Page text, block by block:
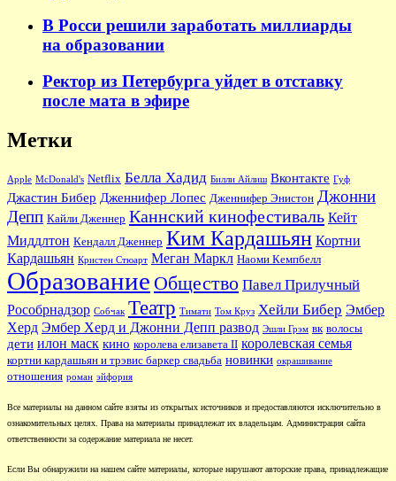
В Росси решили заработать миллиарды
на образовании
Ректор из Петербурга уйдет в отставку
после мата в эфире
Метки
Apple McDonald's Netflix Белла Хадид Билли Айлиш Вконтакте Гуф
Джастин Бибер Дженнифер Лопес Дженнифер Энистон Джонни
Депп Кайли Дженнер Каннский кинофестиваль Кейт
Миддлтон Кендалл Дженнер Ким Кардашьян Кортни
Кардашьян Кристен Стюарт Меган Маркл Наоми Кемпбелл
Образование Общество Павел Прилучный
Рособрнадзор Собчак Театр Тимати Том Круз Хейли Бибер Эмбер
Херд Эмбер Херд и Джонни Депп развод Эшли Грэм вк волосы
дети илон маск кино королева елизавета II королевская семья
кортни кардашьян и трэвис баркер свадьба новинки окрашивание
отношения роман эйфория
Все материалы на данном сайте взяты из открытых источников и предоставляются исключительно в
ознакомительных целях. Права на материалы принадлежат их владельцам. Администрация сайта
ответственности за содержание материала не несет.
Если Вы обнаружили на нашем сайте материалы, которые нарушают авторские права, принадлежащие